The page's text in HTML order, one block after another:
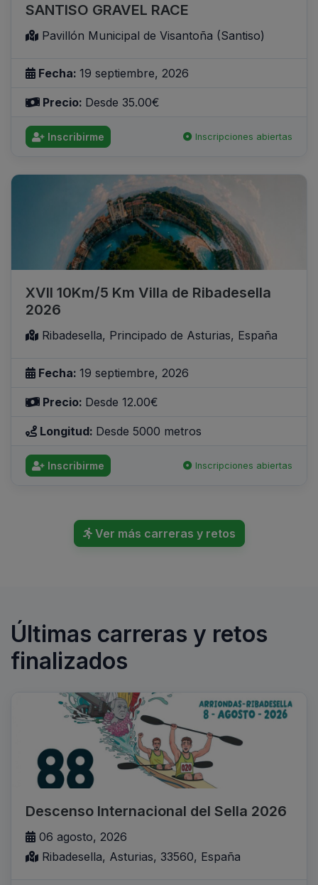
SANTISO GRAVEL RACE
Pavillón Municipal de Visantoña (Santiso)
Fecha: 19 septiembre, 2026
Precio: Desde 35.00€
Inscribirme Inscripciones abiertas
XVII 10Km/5 Km Villa de Ribadesella
2026
Ribadesella, Principado de Asturias, España
Fecha: 19 septiembre, 2026
Precio: Desde 12.00€
Longitud: Desde 5000 metros
Inscribirme Inscripciones abiertas
Ver más carreras y retos
Últimas carreras y retos
finalizados
Descenso Internacional del Sella 2026
06 agosto, 2026
Ribadesella, Asturias, 33560, España